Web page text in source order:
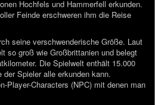
Hochfels und Hammerfell erkunden.
Feinde erschweren ihm die Reise
seine verschwenderische Größe. Laut
so groß wie Großbrittanien und belegt
Die Spielwelt enthält 15.000
Spieler alle erkunden kann.
Player-Characters (NPC) mit denen man